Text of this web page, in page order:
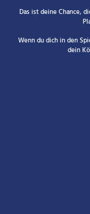
Das ist deine Chance,
Wenn du dich in den
dein